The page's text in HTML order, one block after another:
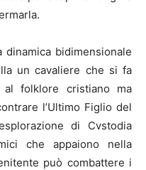
dinamica bidimensionale
un cavaliere che si fa
folklore cristiano ma
l’Ultimo Figlio del
di Cvstodia
che appaiono nella
può combattere i